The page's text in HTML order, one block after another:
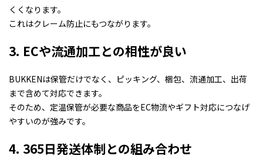
くくなります。
これはクレーム防止にもつながります。
3. ECや流通加工との相性が良い
BUKKENは保管だけでなく、ピッキング、梱包、流通加工、出荷
まで含めて対応できます。
そのため、定温保管が必要な商品をEC物流やギフト対応につなげ
やすいのが強みです。
4. 365日発送体制との組み合わせ